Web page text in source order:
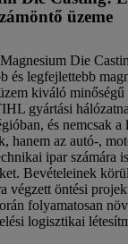
üzeme
Die
és legfejlettebb
kiváló minőségű
gyártási
és nemcsak a
hanem az autó-,
ipar számára
Bevételeinek
végzett öntési
folyamatosan
logisztikai